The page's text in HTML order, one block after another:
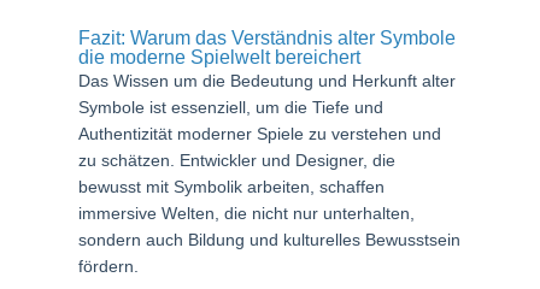
Fazit: Warum das Verständnis alter Symbole
die moderne Spielwelt bereichert
Das Wissen um die Bedeutung und Herkunft alter
Symbole ist essenziell, um die Tiefe und
Authentizität moderner Spiele zu verstehen und
zu schätzen. Entwickler und Designer, die
bewusst mit Symbolik arbeiten, schaffen
immersive Welten, die nicht nur unterhalten,
sondern auch Bildung und kulturelles Bewusstsein
fördern.